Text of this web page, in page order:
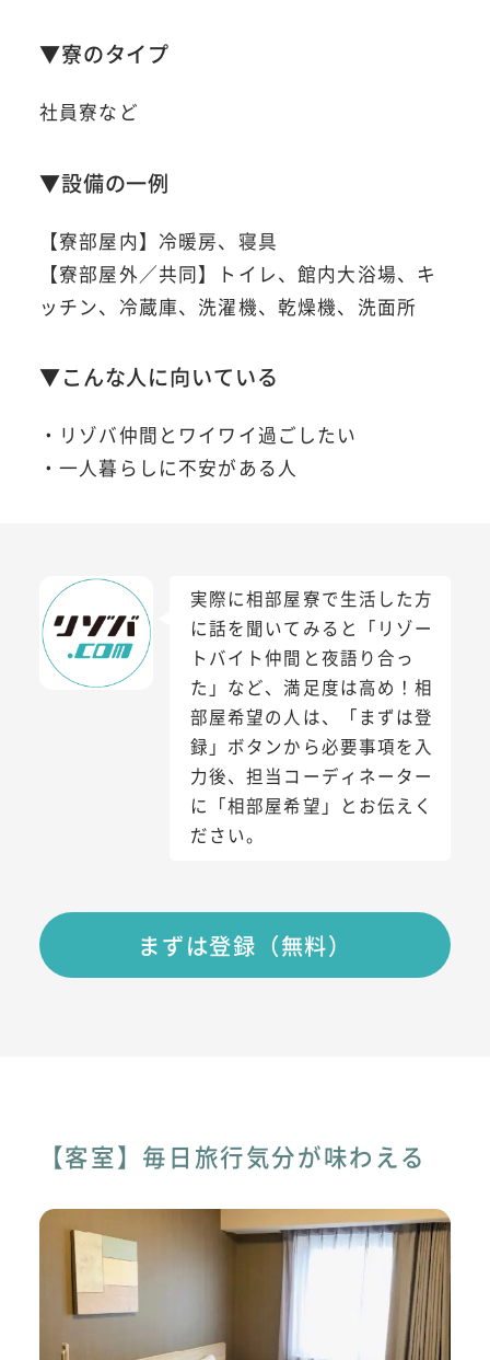
▼寮のタイプ
社員寮など
▼設備の一例
【寮部屋内】冷暖房、寝具
【寮部屋外／共同】トイレ、館内大浴場、キ
ッチン、冷蔵庫、洗濯機、乾燥機、洗面所
▼こんな人に向いている
・リゾバ仲間とワイワイ過ごしたい
・一人暮らしに不安がある人
実際に相部屋寮で生活した方
に話を聞いてみると「リゾー
トバイト仲間と夜語り合っ
た」など、満足度は高め！相
部屋希望の人は、「まずは登
録」ボタンから必要事項を入
力後、担当コーディネーター
に「相部屋希望」とお伝えく
ださい。
まずは登録（無料）
【客室】毎日旅行気分が味わえる